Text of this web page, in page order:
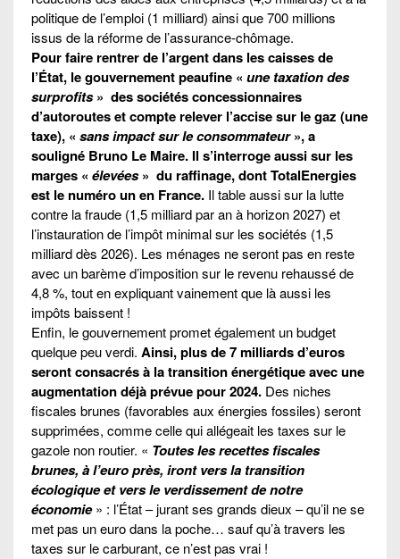
politique de l’emploi (1 milliard) ainsi que 700 millions
issus de la réforme de l’assurance-chômage.
Pour faire rentrer de l’argent dans les caisses de
l’État, le gouvernement peaufine « une taxation des
surprofits» des sociétés concessionnaires
d’autoroutes et compte relever l’accise sur le gaz (une
taxe), « sans impact sur le consommateur», a
souligné Bruno Le Maire. Il s’interroge aussi sur les
marges « élevées» du raffinage, dont TotalEnergies
est le numéro un en France. Il table aussi sur la lutte
contre la fraude (1,5 milliard par an à horizon 2027) et
l’instauration de l’impôt minimal sur les sociétés (1,5
milliard dès 2026). Les ménages ne seront pas en reste
avec un barème d’imposition sur le revenu rehaussé de
4,8 %, tout en expliquant vainement que là aussi les
impôts baissent !
Enfin, le gouvernement promet également un budget
quelque peu verdi. Ainsi, plus de 7 milliards d’euros
seront consacrés à la transition énergétique avec une
augmentation déjà prévue pour 2024. Des niches
fiscales brunes (favorables aux énergies fossiles) seront
supprimées, comme celle qui allégeait les taxes sur le
gazole non routier. « Toutes les recettes fiscales
brunes, à l’euro près, iront vers la transition
écologique et vers le verdissement de notre
économie» : l’État – jurant ses grands dieux – qu’il ne se
met pas un euro dans la poche… sauf qu’à travers les
taxes sur le carburant, ce n’est pas vrai !